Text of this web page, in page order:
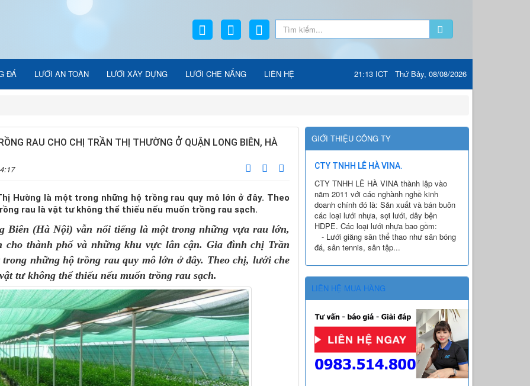
ĐÁ LƯỚI AN TOÀN LƯỚI XÂY DỰNG LƯỚI CHE NẮNG LIÊN HỆ 21:13 ICT Thứ Bảy, 08/08/2026
RAU CHO CHỊ TRẦN THỊ THƯỜNG Ở QUẬN LONG BIÊN, HÀ
Hường là một trong những hộ trồng rau quy mô lớn ở đây. Theo
rau là vật tư không thể thiếu nếu muốn trồng rau sạch.
Biên (Hà Nội) vẫn nổi tiếng là một trong những vựa rau lớn,
cho thành phố và những khu vực lân cận. Gia đình chị Trần
những hộ trồng rau quy mô lớn ở đây. Theo chị, lưới che
tư không thể thiếu nếu muốn trồng rau sạch.
GIỚI THIỆU CÔNG TY
CTY TNHH LÊ HÀ VINA.
CTY TNHH LÊ HÀ VINA thành lập vào
năm 2011 với các nghành nghề kinh
doanh chính đó là: Sản xuất và bán buôn
các loại lưới nhựa, sợi lưới, dây bện
HDPE. Các loại lưới nhựa bao gồm:
- Lưới giăng sân thể thao như sân bóng
đá, sân tennis, sân tập...
LIÊN HỆ MUA HÀNG